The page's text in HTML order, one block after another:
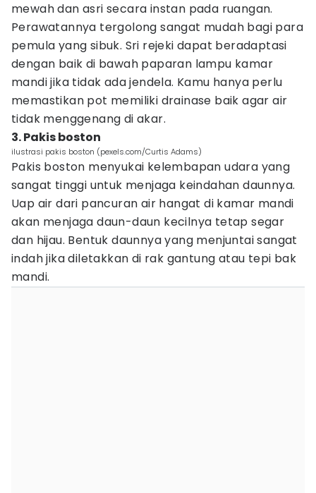
mewah dan asri secara instan pada ruangan.
Perawatannya tergolong sangat mudah bagi para
pemula yang sibuk. Sri rejeki dapat beradaptasi
dengan baik di bawah paparan lampu kamar
mandi jika tidak ada jendela. Kamu hanya perlu
memastikan pot memiliki drainase baik agar air
tidak menggenang di akar.
3. Pakis boston
ilustrasi pakis boston (pexels.com/Curtis Adams)
Pakis boston menyukai kelembapan udara yang
sangat tinggi untuk menjaga keindahan daunnya.
Uap air dari pancuran air hangat di kamar mandi
akan menjaga daun-daun kecilnya tetap segar
dan hijau. Bentuk daunnya yang menjuntai sangat
indah jika diletakkan di rak gantung atau tepi bak
mandi.